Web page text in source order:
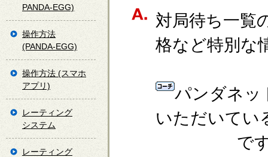
対局待ち一覧
格など特別な
パンダネッ
いただいてい
です。コ
PANDA-EGG)
操作方法
(PANDA-EGG)
操作方法 (スマホ
アプリ)
レーティング
システム
レーティング